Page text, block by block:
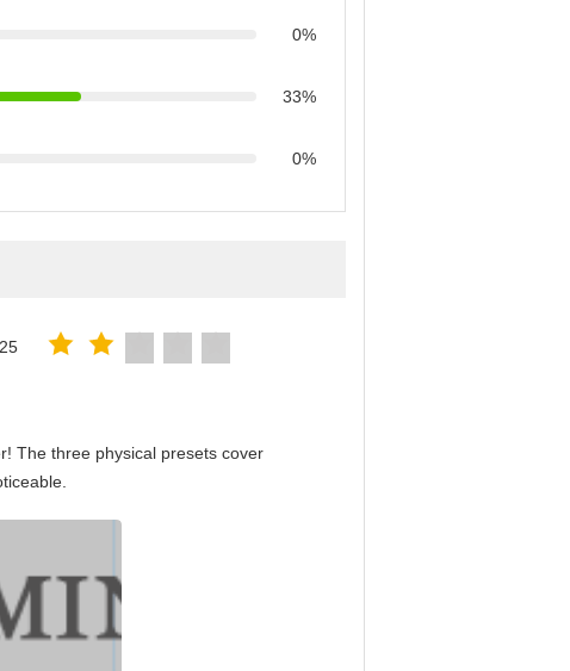
0%
33%
0%
The three physical presets cover